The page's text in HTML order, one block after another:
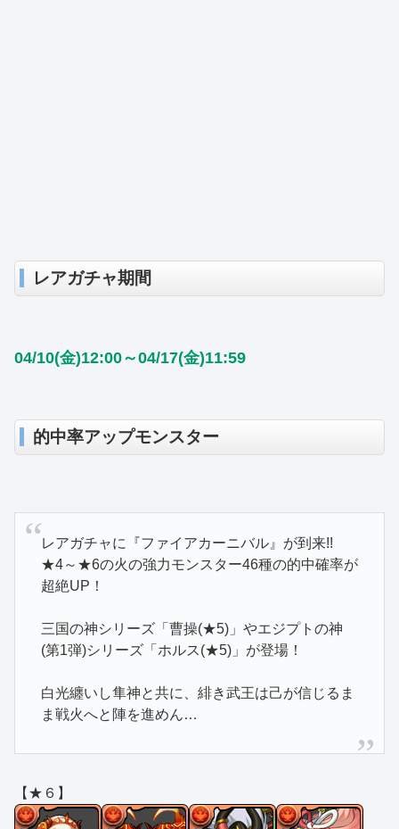
レアガチャ期間
04/10(金)12:00～04/17(金)11:59
的中率アップモンスター
レアガチャに『ファイアカーニバル』が到来!!
★4～★6の火の強力モンスター46種の的中確率が
超絶UP！
三国の神シリーズ「曹操(★5)」やエジプトの神
(第1弾)シリーズ「ホルス(★5)」が登場！
白光纏いし隼神と共に、緋き武王は己が信じるま
ま戦火へと陣を進めん…
【★６】